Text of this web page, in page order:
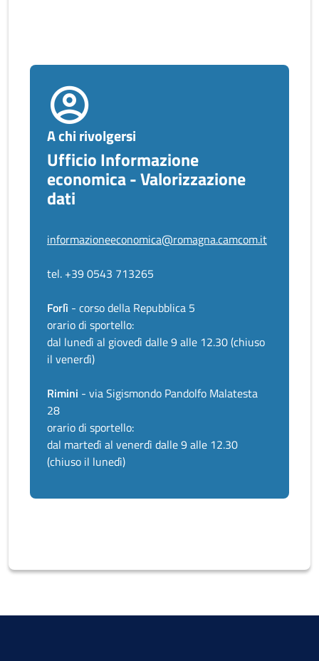
A chi rivolgersi
Ufficio Informazione
economica - Valorizzazione
dati
informazioneeconomica@romagna.camcom.it
tel. +39 0543 713265
Forlì - corso della Repubblica 5
orario di sportello:
dal lunedì al giovedì dalle 9 alle 12.30 (chiuso
il venerdì)
Rimini - via Sigismondo Pandolfo Malatesta
28
orario di sportello:
dal martedì al venerdì dalle 9 alle 12.30
(chiuso il lunedì)